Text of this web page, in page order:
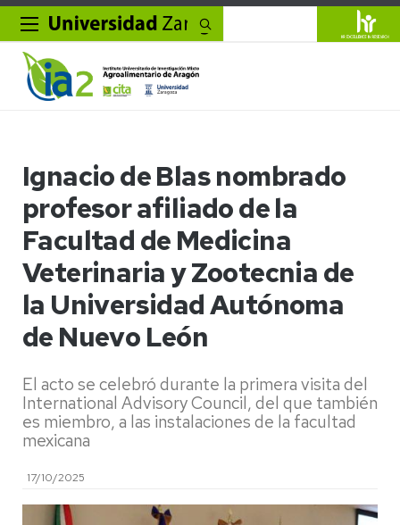
Ignacio de Blas nombrado
profesor afiliado de la
Facultad de Medicina
Veterinaria y Zootecnia de
la Universidad Autónoma
de Nuevo León
El acto se celebró durante la primera visita del
International Advisory Council, del que también
es miembro, a las instalaciones de la facultad
mexicana
17/10/2025